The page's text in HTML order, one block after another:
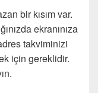
bir kısım var.
ekranınıza
takviminizi
için gereklidir.